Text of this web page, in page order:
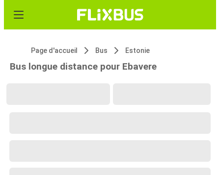
Page d'accueil Bus Estonie
Bus longue distance pour Ebavere